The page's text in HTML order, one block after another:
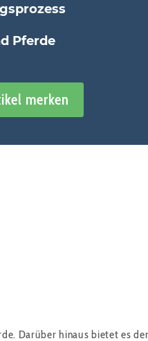
Pferde
merken
Darüber hinaus bietet es